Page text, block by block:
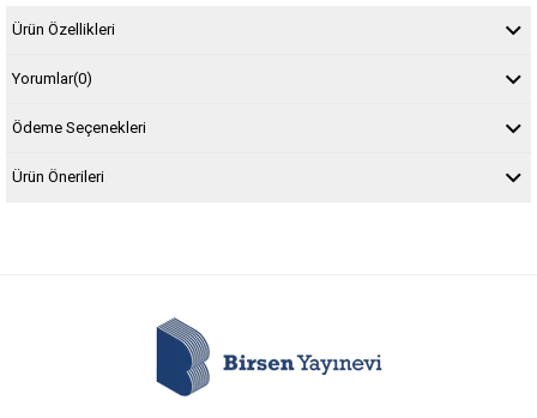
Ürün Özellikleri
Yorumlar(0)
Ödeme Seçenekleri
Ürün Önerileri